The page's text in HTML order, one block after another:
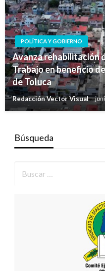
POLÍTICA Y GOBIERNO
Avanza rehabilitación
Trabajo en beneficio
de Toluca
Redacción Vector Visual
Búsqueda